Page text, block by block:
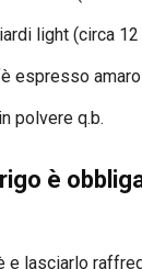
light (circa
espresso
polvere q.b.
è
e lasciarlo